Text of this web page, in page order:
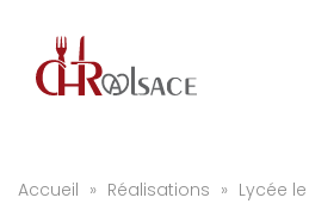
Accueil » Réalisations » Lycée